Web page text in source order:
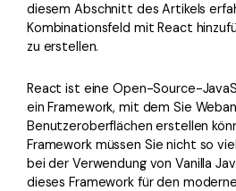
diesem Abschnitt des Artikels
Kombinationsfeld mit React
zu erstellen.
React ist eine Open-Source-
ein Framework, mit dem Sie
Benutzeroberflächen erstellen
Framework müssen Sie nicht so
bei der Verwendung von Vanilla
dieses Framework für den